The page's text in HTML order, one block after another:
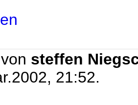
steffen
21:52.